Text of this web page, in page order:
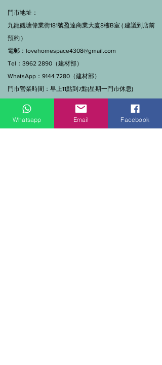
門市地址：
九龍觀塘偉業街181號盈達商業大廈8樓B室 ( 建議到店前
預約 )
電郵： lovehomespace4308@gmail.com
Tel：3962 2890（建材部）
WhatsApp：9144 7280（建材部）
門市營業時間：早上11點到7點(星期一門市休息)
Whatsapp Email Facebook